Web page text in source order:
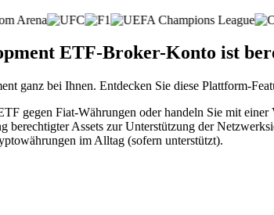
ETF-Broker-Konto ist
ganz bei Ihnen. Entdecken Sie diese Plattform-
gegen Fiat-Währungen oder handeln Sie mit
Assets zur Unterstützung der
im Alltag (sofern unterstützt).